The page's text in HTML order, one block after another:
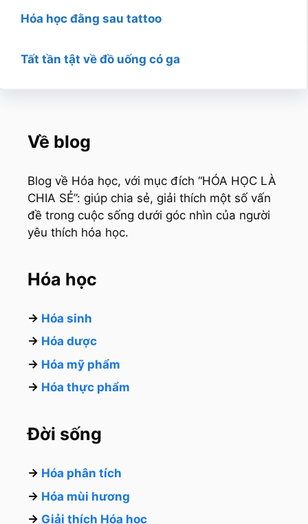
Hóa học đằng sau tattoo
Tất tần tật về đồ uống có ga
Về blog
Blog về Hóa học, với mục đích “HÓA HỌC LÀ
CHIA SẺ”: giúp chia sẻ, giải thích một số vấn
đề trong cuộc sống dưới góc nhìn của người
yêu thích hóa học.
Hóa học
→ Hóa sinh
→ Hóa dược
→ Hóa mỹ phẩm
→ Hóa thực phẩm
Đời sống
→ Hóa phân tích
→ Hóa mùi hương
→ Giải thích Hóa học